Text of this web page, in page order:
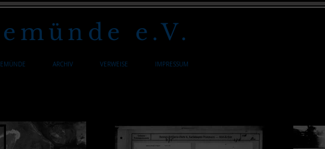
e.V.
ARCHIV VERWEISE IMPRESSUM